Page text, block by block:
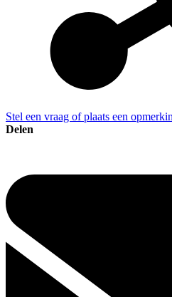
Stel een vraag of plaats een
Delen